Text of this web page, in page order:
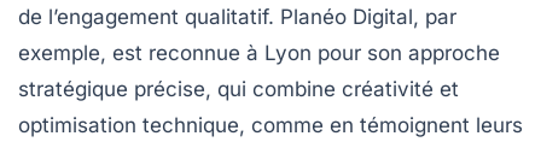
de l’engagement qualitatif. Planéo Digital, par
exemple, est reconnue à Lyon pour son approche
stratégique précise, qui combine créativité et
optimisation technique, comme en témoignent leurs